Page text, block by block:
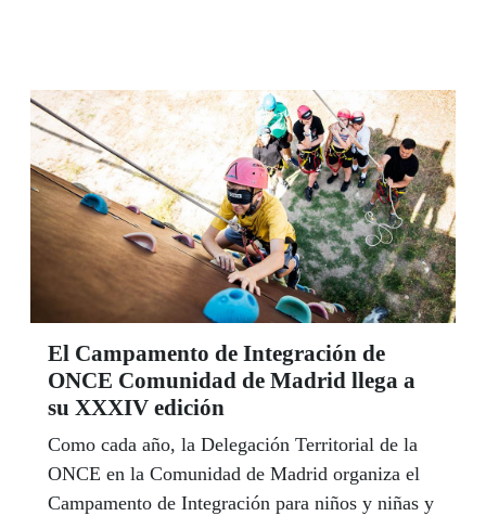
El Campamento de Integración de
ONCE Comunidad de Madrid llega a
su XXXIV edición
Como cada año, la Delegación Territorial de la
ONCE en la Comunidad de Madrid organiza el
Campamento de Integración para niños y niñas y